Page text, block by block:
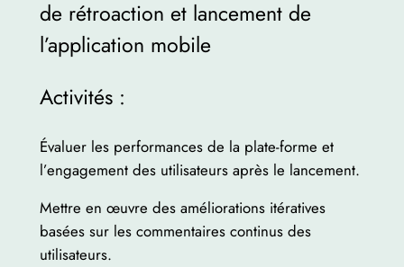
de rétroaction et lancement de
l’application mobile
Activités :
Évaluer les performances de la plate-forme et
l’engagement des utilisateurs après le lancement.
Mettre en œuvre des améliorations itératives
basées sur les commentaires continus des
utilisateurs.